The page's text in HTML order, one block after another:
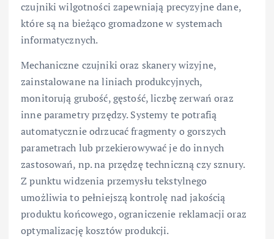
czujniki wilgotności zapewniają precyzyjne dane,
które są na bieżąco gromadzone w systemach
informatycznych.
Mechaniczne czujniki oraz skanery wizyjne,
zainstalowane na liniach produkcyjnych,
monitorują grubość, gęstość, liczbę zerwań oraz
inne parametry przędzy. Systemy te potrafią
automatycznie odrzucać fragmenty o gorszych
parametrach lub przekierowywać je do innych
zastosowań, np. na przędzę techniczną czy sznury.
Z punktu widzenia przemysłu tekstylnego
umożliwia to pełniejszą kontrolę nad jakością
produktu końcowego, ograniczenie reklamacji oraz
optymalizację kosztów produkcji.